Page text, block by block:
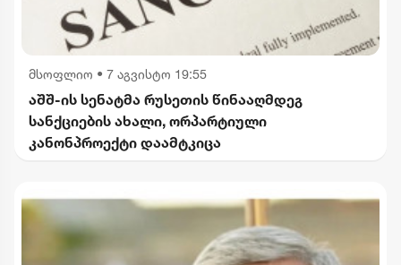
მსოფლიო • 7 აგვისტო 19:55
აშშ-ის სენატმა რუსეთის წინააღმდეგ
სანქციების ახალი, ორპარტიული
კანონპროექტი დაამტკიცა